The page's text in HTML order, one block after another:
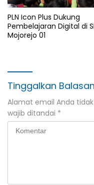
PLN Icon Plus Dukung
Pembelajaran Digital di
Mojorejo 01
Tinggalkan Balasan
Alamat email Anda
wajib ditandai *